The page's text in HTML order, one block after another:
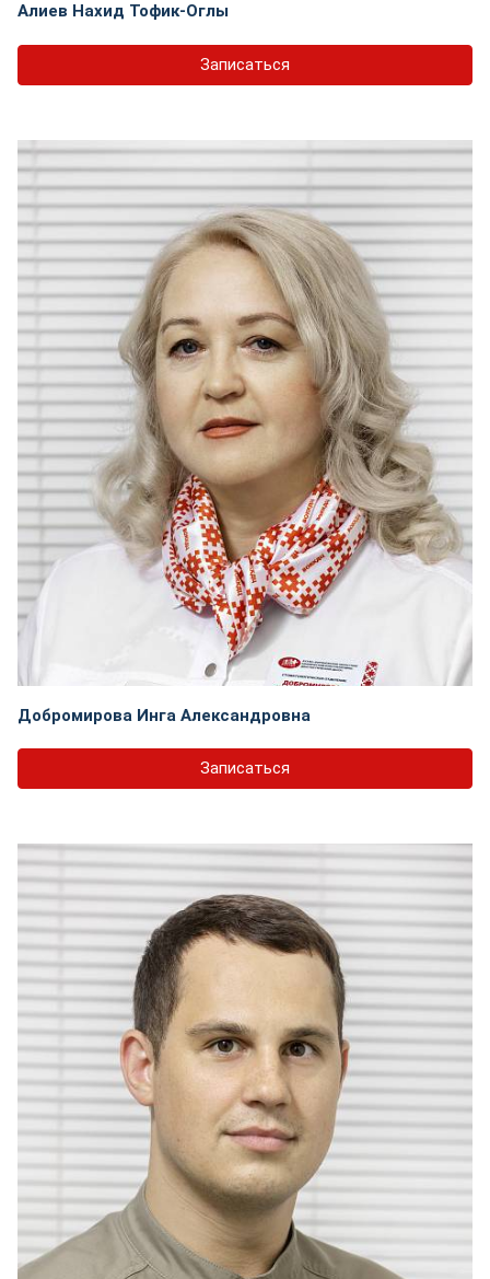
Алиев Нахид Тофик-Оглы
Записаться
Добромирова Инга Александровна
Записаться